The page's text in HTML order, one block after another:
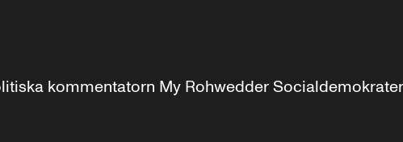
kommentatorn My Rohwedder